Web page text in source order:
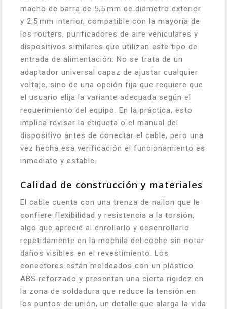
macho de barra de 5,5 mm de diámetro exterior
y 2,5 mm interior, compatible con la mayoría de
los routers, purificadores de aire vehiculares y
dispositivos similares que utilizan este tipo de
entrada de alimentación. No se trata de un
adaptador universal capaz de ajustar cualquier
voltaje, sino de una opción fija que requiere que
el usuario elija la variante adecuada según el
requerimiento del equipo. En la práctica, esto
implica revisar la etiqueta o el manual del
dispositivo antes de conectar el cable, pero una
vez hecha esa verificación el funcionamiento es
inmediato y estable.
Calidad de construcción y materiales
El cable cuenta con una trenza de nailon que le
confiere flexibilidad y resistencia a la torsión,
algo que aprecié al enrollarlo y desenrollarlo
repetidamente en la mochila del coche sin notar
daños visibles en el revestimiento. Los
conectores están moldeados con un plástico
ABS reforzado y presentan una cierta rigidez en
la zona de soldadura que reduce la tensión en
los puntos de unión, un detalle que alarga la vida